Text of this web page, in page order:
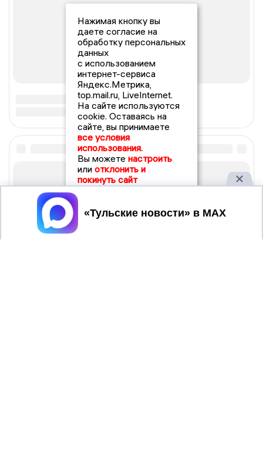
Нажимая кнопку вы
даете согласие на
обработку персональных
данных
с использованием
интернет-сервиса
Яндекс.Метрика,
top.mail.ru, LiveInternet.
На сайте используются
cookie. Оставаясь на
сайте, вы принимаете
все условия
использования.
Вы можете настроить
или отклонить и
покинуть сайт
Принять